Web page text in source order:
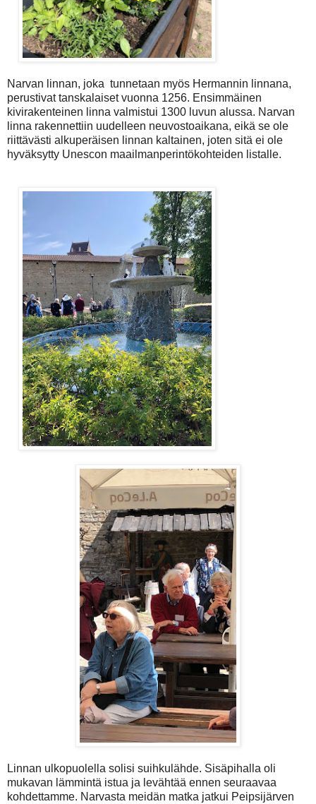
Narvan linnan, joka tunnetaan myös Hermannin linnana,
perustivat tanskalaiset vuonna 1256. Ensimmäinen
kivirakenteinen linna valmistui 1300 luvun alussa. Narvan
linna rakennettiin uudelleen neuvostoaikana, eikä se ole
riittävästi alkuperäisen linnan kaltainen, joten sitä ei ole
hyväksytty Unescon maailmanperintökohteiden listalle.
Linnan ulkopuolella solisi suihkulähde. Sisäpihalla oli
mukavan lämmintä istua ja levähtää ennen seuraavaa
kohdettamme. Narvasta meidän matka jatkui Peipsijärven